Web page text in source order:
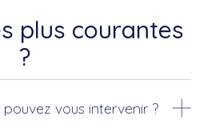
plus courantes
?
vous intervenir ?